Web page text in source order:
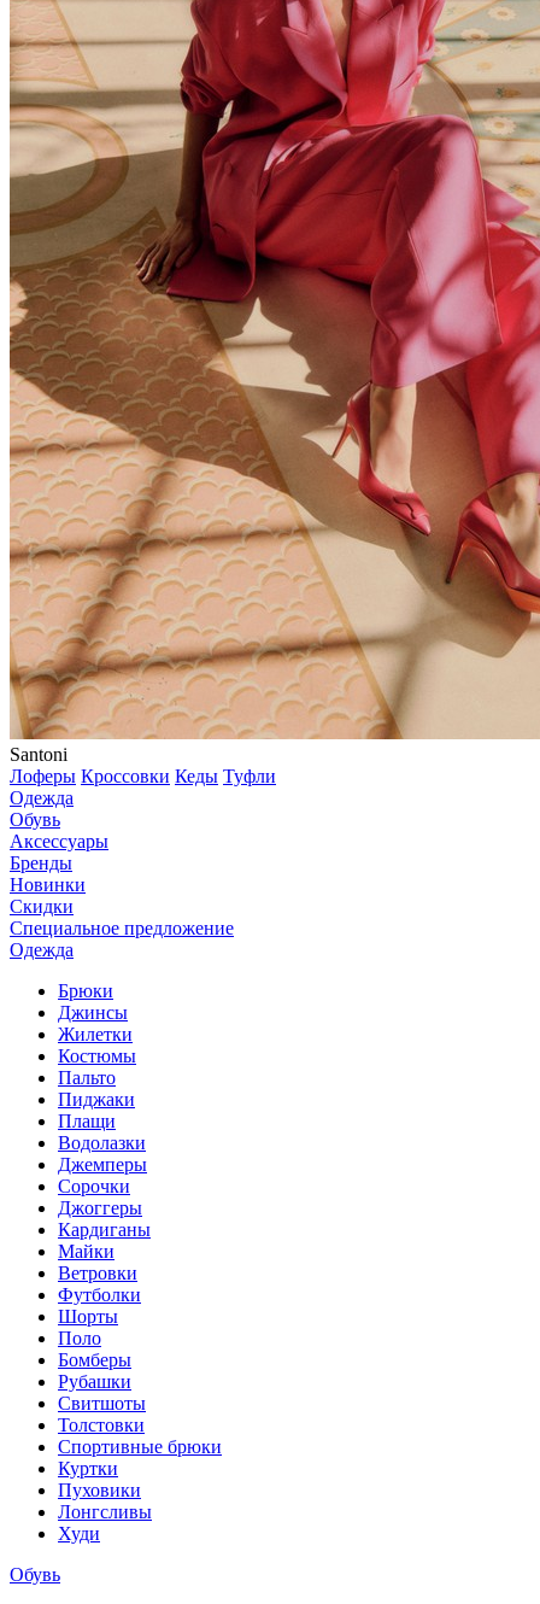
Santoni
Лоферы Кроссовки Кеды Туфли
Одежда
Обувь
Аксессуары
Бренды
Новинки
Скидки
Специальное предложение
Одежда
Брюки
Джинсы
Жилетки
Костюмы
Пальто
Пиджаки
Плащи
Водолазки
Джемперы
Сорочки
Джоггеры
Кардиганы
Майки
Ветровки
Футболки
Шорты
Поло
Бомберы
Рубашки
Свитшоты
Толстовки
Спортивные брюки
Куртки
Пуховики
Лонгсливы
Худи
Обувь